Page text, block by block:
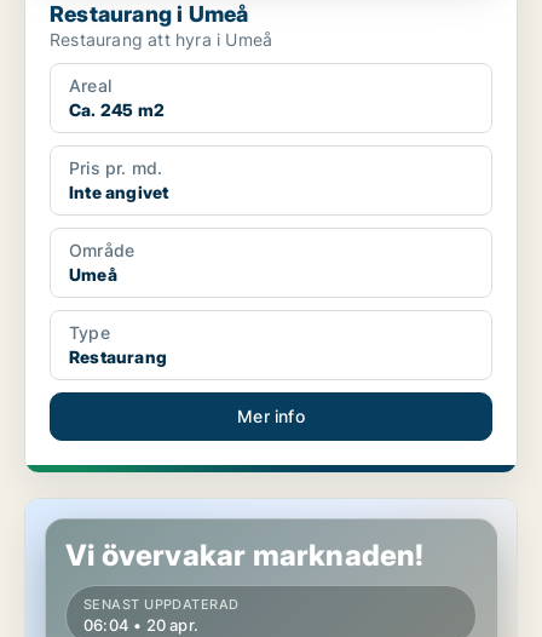
Restaurang i Umeå
Restaurang att hyra i Umeå
Areal
Ca. 245 m2
Pris pr. md.
Inte angivet
Område
Umeå
Type
Restaurang
Mer info
Restaurang i Umeå
Vi övervakar marknaden!
SENAST UPPDATERAD
06:04 • 20 apr.